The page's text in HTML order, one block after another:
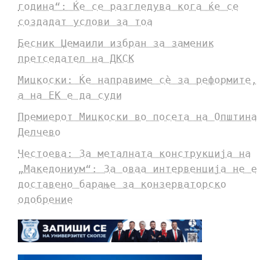
година“: Ќе се разгледува кога ќе се
создадат услови за тоа
Бесник Џемаили избран за заменик
претседател на ДКСК
Мицкоски: Ќе направиме сè за реформите,
а на ЕК е да суди
Премиерот Мицкоски во посета на Општина
Делчево
Честоева: За металната конструкција на
„Македониум“: За оваа интервенција не е
доставено барање за конзерваторско
одобрение